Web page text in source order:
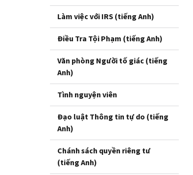
Làm việc với IRS (tiếng Anh)
Điều Tra Tội Phạm (tiếng Anh)
Văn phòng Người tố giác (tiếng
Anh)
Tình nguyện viên
Đạo luật Thông tin tự do (tiếng
Anh)
Chánh sách quyền riêng tư
(tiếng Anh)